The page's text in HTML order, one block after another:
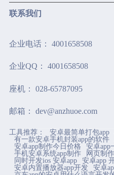
联系我们
企业电话： 4001658508
企业QQ： 4001658508
座机： 028-65787095
邮箱： dev@anzhuoe.com
地址： 中国（四川）自由贸
中段1800号1栋7层704号
工具推荐： 安卓最简单打包app
有一款安卓手机封装app的软件
安卓app制作今日价格
安卓app
手机安卓系统app制作
网页制
同时开发ios 安卓app
安卓app
安卓内置播放器app开发
安卓